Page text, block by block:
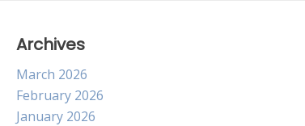
Archives
March 2026
February 2026
January 2026